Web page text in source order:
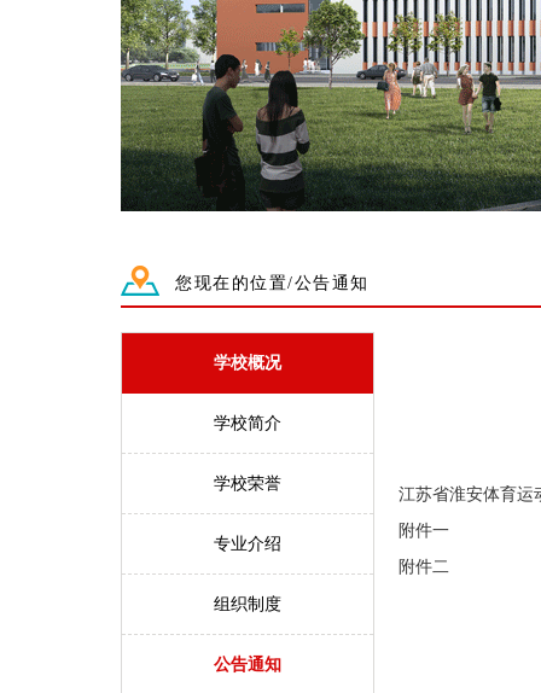
您现在的位置/公告通知
学校概况
学校简介
学校荣誉
专业介绍
组织制度
公告通知
江苏省淮安体育运
附件一
附件二